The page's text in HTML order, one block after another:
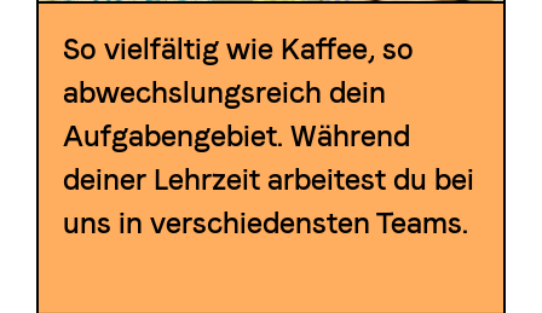
So vielfältig wie Kaffee, so
abwechslungsreich dein
Aufgabengebiet. Während
deiner Lehrzeit arbeitest du bei
uns in verschiedensten Teams.